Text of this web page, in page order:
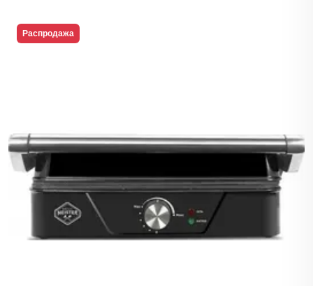
Распродажа